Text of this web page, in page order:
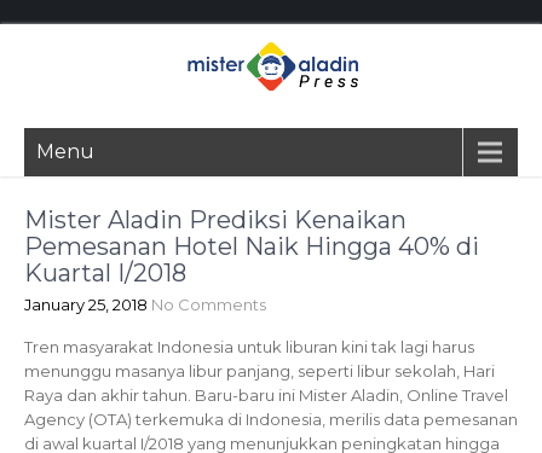
Menu
Mister Aladin Prediksi Kenaikan
Pemesanan Hotel Naik Hingga 40% di
Kuartal I/2018
January 25, 2018 No Comments
Tren masyarakat Indonesia untuk liburan kini tak lagi harus
menunggu masanya libur panjang, seperti libur sekolah, Hari
Raya dan akhir tahun. Baru-baru ini Mister Aladin, Online Travel
Agency (OTA) terkemuka di Indonesia, merilis data pemesanan
di awal kuartal I/2018 yang menunjukkan peningkatan hingga